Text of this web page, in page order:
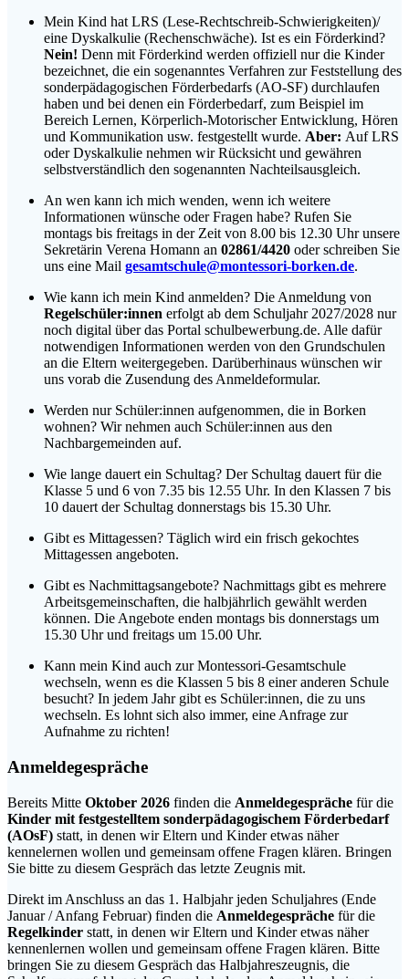
Mein Kind hat LRS (Lese-Rechtschreib-Schwierigkeiten)/
eine Dyskalkulie (Rechenschwäche). Ist es ein Förderkind?
Nein! Denn mit Förderkind werden offiziell nur die Kinder
bezeichnet, die ein sogenanntes Verfahren zur Feststellung des
sonderpädagogischen Förderbedarfs (AO-SF) durchlaufen
haben und bei denen ein Förderbedarf, zum Beispiel im
Bereich Lernen, Körperlich-Motorischer Entwicklung, Hören
und Kommunikation usw. festgestellt wurde. Aber: Auf LRS
oder Dyskalkulie nehmen wir Rücksicht und gewähren
selbstverständlich den sogenannten Nachteilsausgleich.
An wen kann ich mich wenden, wenn ich weitere
Informationen wünsche oder Fragen habe? Rufen Sie
montags bis freitags in der Zeit von 8.00 bis 12.30 Uhr unsere
Sekretärin Verena Homann an 02861/4420 oder schreiben Sie
uns eine Mail gesamtschule@montessori-borken.de.
Wie kann ich mein Kind anmelden? Die Anmeldung von
Regelschüler:innen erfolgt ab dem Schuljahr 2027/2028 nur
noch digital über das Portal schulbewerbung.de. Alle dafür
notwendigen Informationen werden von den Grundschulen
an die Eltern weitergegeben. Darüberhinaus wünschen wir
uns vorab die Zusendung des Anmeldeformular.
Werden nur Schüler:innen aufgenommen, die in Borken
wohnen? Wir nehmen auch Schüler:innen aus den
Nachbargemeinden auf.
Wie lange dauert ein Schultag? Der Schultag dauert für die
Klasse 5 und 6 von 7.35 bis 12.55 Uhr. In den Klassen 7 bis
10 dauert der Schultag donnerstags bis 15.30 Uhr.
Gibt es Mittagessen? Täglich wird ein frisch gekochtes
Mittagessen angeboten.
Gibt es Nachmittagsangebote? Nachmittags gibt es mehrere
Arbeitsgemeinschaften, die halbjährlich gewählt werden
können. Die Angebote enden montags bis donnerstags um
15.30 Uhr und freitags um 15.00 Uhr.
Kann mein Kind auch zur Montessori-Gesamtschule
wechseln, wenn es die Klassen 5 bis 8 einer anderen Schule
besucht? In jedem Jahr gibt es Schüler:innen, die zu uns
wechseln. Es lohnt sich also immer, eine Anfrage zur
Aufnahme zu richten!
Anmeldegespräche
Bereits Mitte Oktober 2026 finden die Anmeldegespräche für die
Kinder mit festgestelltem sonderpädagogischem Förderbedarf
(AOsF) statt, in denen wir Eltern und Kinder etwas näher
kennelernen wollen und gemeinsam offene Fragen klären. Bringen
Sie bitte zu diesem Gespräch das letzte Zeugnis mit.
Direkt im Anschluss an das 1. Halbjahr jeden Schuljahres (Ende
Januar / Anfang Februar) finden die Anmeldegespräche für die
Regelkinder statt, in denen wir Eltern und Kinder etwas näher
kennenlernen wollen und gemeinsam offene Fragen klären. Bitte
bringen Sie zu diesem Gespräch das Halbjahreszeugnis, die